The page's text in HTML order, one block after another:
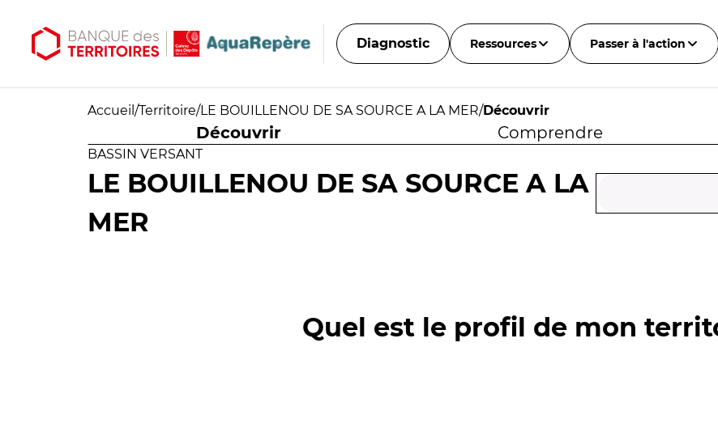
Diagnostic Ressources Passer à l'action
Accueil /Territoire/LE BOUILLENOU DE SA SOURCE A LA MER/Découvrir
Découvrir Comprendre
BASSIN VERSANT
LE BOUILLENOU DE SA SOURCE A LA
MER
Quel est le profil de mon